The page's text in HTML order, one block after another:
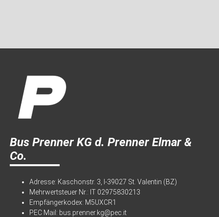
Bus Prenner KG d. Prenner Elmar &
Co.
Adresse: Kaschonstr. 3, I-39027 St. Valentin (BZ)
Mehrwertsteuer Nr.: IT 02975830213
Empfängerkodex: M5UXCR1
PEC Mail: bus.prenner.kg@pec.it